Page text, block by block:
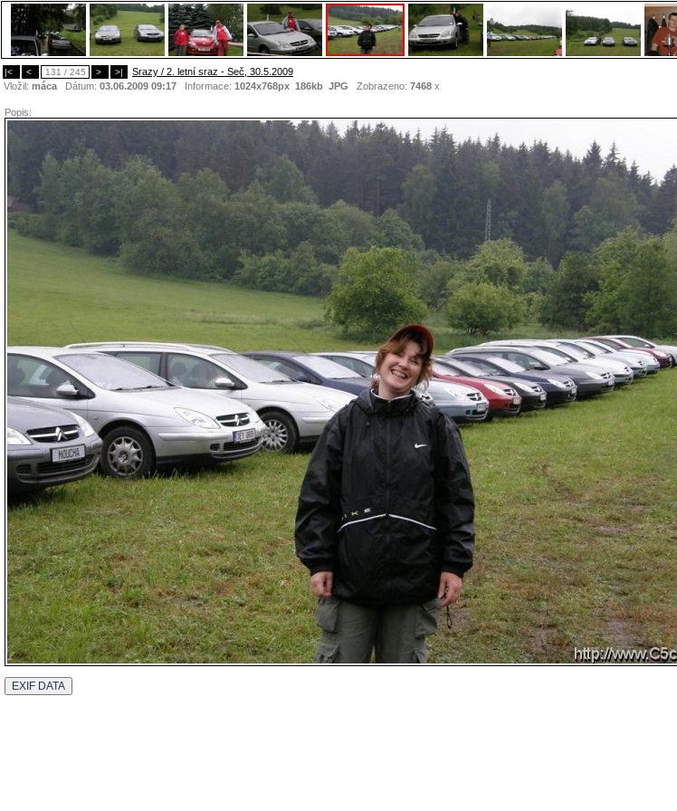
|< < 131 / 245 > >|
Srazy / 2. letní sraz - Seč, 30.5.2009
Vložil: máca Dátum: 03.06.2009 09:17 Informace: 1024x768px 186kb JPG Zobrazeno: 7468 x
Popis: